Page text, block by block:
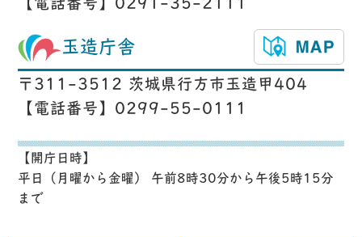
【電話番号】0291-35-2111
玉造庁舎
〒311-3512 茨城県行方市玉造甲404
【電話番号】0299-55-0111
【開庁日時】
平日（月曜から金曜） 午前8時30分から午後5時15分
まで